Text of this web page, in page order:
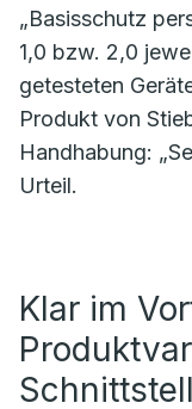
„Basisschutz
1,0 bzw. 2,0
getesteten
Produkt von
Handhabung:
Urteil.
Klar im